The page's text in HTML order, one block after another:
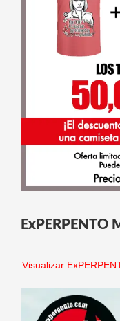
ExPERPENTO
Visualizar